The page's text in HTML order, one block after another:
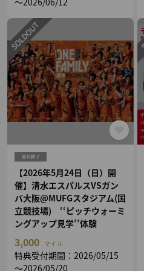
【2026年5月24日（日）開
催】清水エスパルスVSガン
バ大阪@MUFGスタジアム(国
立競技場) ‘‘ピッチウォーミ
ングアップ見学’’体験
3,000 マイル
特典受付期間：2026/05/15
～2026/05/20